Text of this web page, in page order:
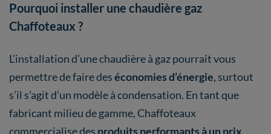
Pourquoi installer une chaudière gaz
Chaffoteaux ?
L’installation d’une chaudière à gaz pourrait vous
permettre de faire deséconomies d’énergie, surtout
s’il s’agit d’un modèle à condensation. En tant que
fabricant milieu de gamme, Chaffoteaux
commercialise des produits performants à un prix